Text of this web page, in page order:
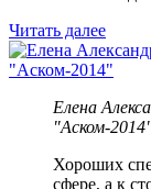
Читать далее
Елена
"Аском-
Хороших
сфере, а к